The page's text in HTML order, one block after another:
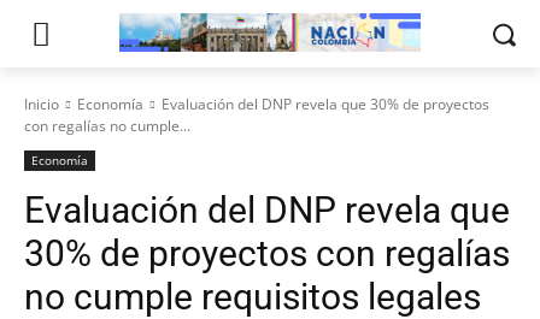
Inicio Economía
Evaluación del DNP revela que 30% de proyectos
con regalías no cumple...
Economía
Evaluación del DNP revela que
30% de proyectos con regalías
no cumple requisitos legales